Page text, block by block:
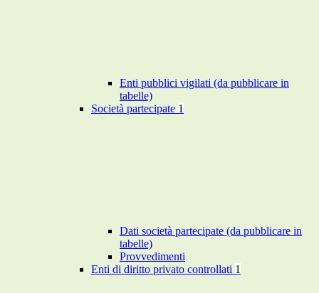
Enti pubblici vigilati (da pubblicare in
tabelle)
Società partecipate 1
Dati società partecipate (da pubblicare in
tabelle)
Provvedimenti
Enti di diritto privato controllati 1